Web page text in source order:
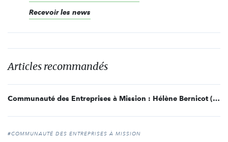
Recevoir les news
Articles recommandés
Communauté des Entreprises à Mission : Hélène Bernicot (Crédit Mutuel) et Guillaume Desnoës (Alenvi) élus
#COMMUNAUTÉ DES ENTREPRISES À MISSION